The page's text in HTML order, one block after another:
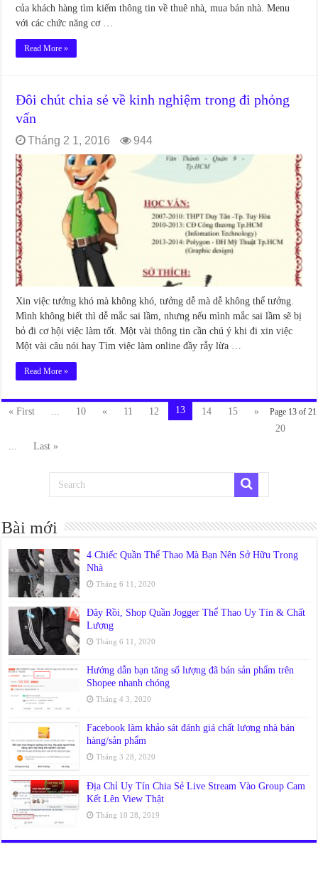
của khách hàng tìm kiếm thông tin về thuê nhà, mua bán nhà. Menu
với các chức năng cơ …
Read More »
Đôi chút chia sẻ về kinh nghiệm trong đi phỏng
vấn
Tháng 2 1, 2016 944
Xin việc tưởng khó mà không khó, tưởng dễ mà dễ không thể tưởng.
Mình không biết thì dễ mắc sai lầm, nhưng nếu mình mắc sai lầm sẽ bị
bỏ đi cơ hội việc làm tốt. Một vài thông tin cần chú ý khi đi xin việc
Một vài câu nói hay Tìm việc làm online đầy rẫy lừa …
Read More »
Page 13 of 21
« First 10 « 11 12 13 14 15
»
20
Last »
Bài mới
4 Chiếc Quần Thể Thao Mà Bạn Nên Sở Hữu Trong
Nhà
Tháng 6 11, 2020
Đây Rồi, Shop Quần Jogger Thể Thao Uy Tín & Chất
Lượng
Tháng 6 11, 2020
Hướng dẫn bạn tăng số lượng đã bán sản phẩm trên
Shopee nhanh chóng
Tháng 4 3, 2020
Facebook làm khảo sát đánh giá chất lượng nhà bán
hàng/sản phẩm
Tháng 3 28, 2020
Địa Chỉ Uy Tín Chia Sẻ Live Stream Vào Group Cam
Kết Lên View Thật
Tháng 10 28, 2019